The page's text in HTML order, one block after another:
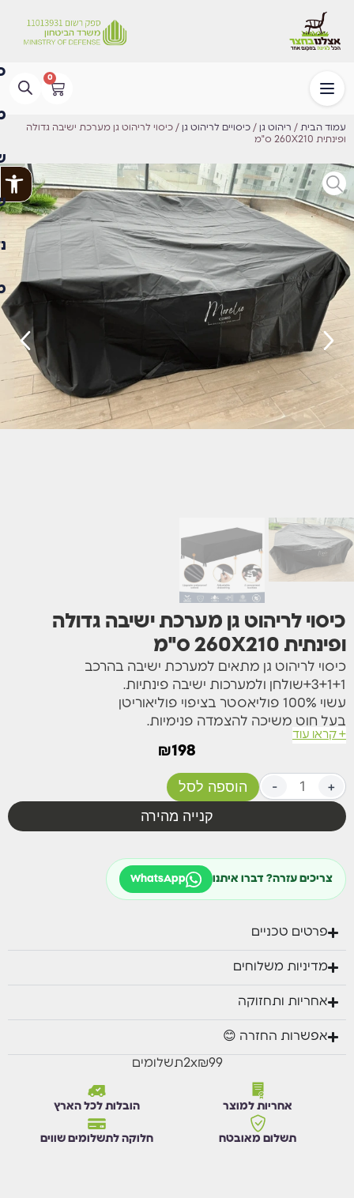
0
עמוד הבית / ריהוט גן / כיסויים לריהוט גן / כיסוי לריהוט גן מערכת ישיבה גדולה
ופינתית 260X210 ס"מ
כיסוי לריהוט גן מערכת ישיבה גדולה
ופינתית 260X210 ס"מ
כיסוי לריהוט גן מתאים למערכת ישיבה בהרכב
3+1+1+שולחן ולמערכות ישיבה פינתיות.
עשוי 100% פוליאסטר בציפוי פוליאוריטן
בעל חוט משיכה להצמדה פנימיות.
קל ונוח לשימוש ואחסנה.
+ קראו עוד
₪198
- +
הוספה לסל
קנייה מהירה
צריכים עזרה? דברו איתנו WhatsApp
פרטים טכניים
מדיניות משלוחים
אחריות ותחזוקה
אפשרות החזרה 😊
₪99
x
2תשלומים
אחריות למוצר הובלות לכל הארץ
תשלום מאובטח חלוקה לתשלומים שווים